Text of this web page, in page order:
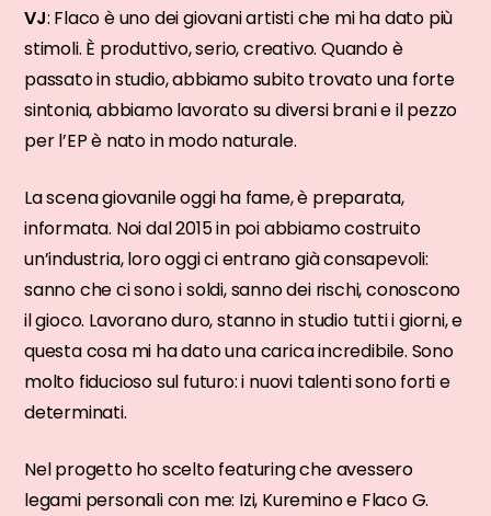
VJ: Flaco è uno dei giovani artisti che mi ha dato più
stimoli. È produttivo, serio, creativo. Quando è
passato in studio, abbiamo subito trovato una forte
sintonia, abbiamo lavorato su diversi brani e il pezzo
per l’EP è nato in modo naturale.
La scena giovanile oggi ha fame, è preparata,
informata. Noi dal 2015 in poi abbiamo costruito
un’industria, loro oggi ci entrano già consapevoli:
sanno che ci sono i soldi, sanno dei rischi, conoscono
il gioco. Lavorano duro, stanno in studio tutti i giorni, e
questa cosa mi ha dato una carica incredibile. Sono
molto fiducioso sul futuro: i nuovi talenti sono forti e
determinati.
Nel progetto ho scelto featuring che avessero
legami personali con me: Izi, Kuremino e Flaco G.